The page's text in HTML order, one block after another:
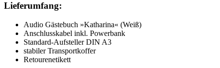
Lieferumfang:
Audio Gästebuch »Katharina« (Weiß)
Anschlusskabel inkl. Powerbank
Standard-Aufsteller DIN A3
stabiler Transportkoffer
Retourenetikett